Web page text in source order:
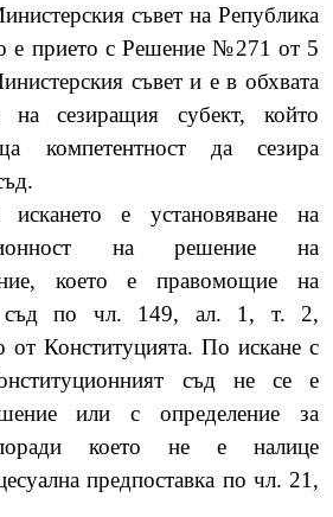
съвет на Република
е прието с Решение №271 от 5
съвет и е в обхвата
на сезиращия субект, който
компетентност да сезира
е установяване на
на решение на
което е правомощие на
съд по чл. 149, ал. 1, т. 2,
от Конституцията. По искане с
съд не се е
или с определение за
поради което не е налице
предпоставка по чл. 21,